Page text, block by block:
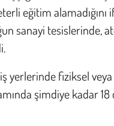
eğitim
sanayi tesislerinde,
iş yerlerinde fiziksel
şimdiye kadar